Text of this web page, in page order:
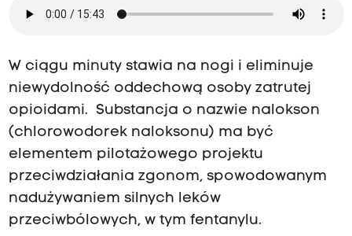
W ciągu minuty stawia na nogi i eliminuje
niewydolność oddechową osoby zatrutej
opioidami. Substancja o nazwie nalokson
(chlorowodorek naloksonu) ma być
elementem pilotażowego projektu
przeciwdziałania zgonom, spowodowanym
nadużywaniem silnych leków
przeciwbólowych, w tym fentanylu.